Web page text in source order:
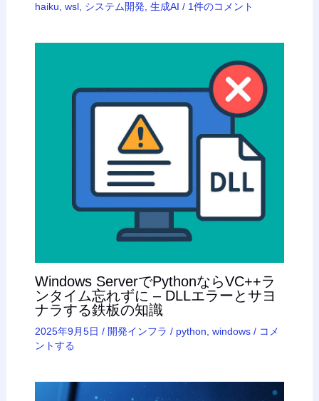
haiku, wsl, システム開発, 生成AI / 1件のコメント
Windows ServerでPythonならVC++ラ
ンタイム忘れずに – DLLエラーとサヨ
ナラする鉄板の知識
2025年9月5日 / 開発インフラ / python windows/ コメ
ントする